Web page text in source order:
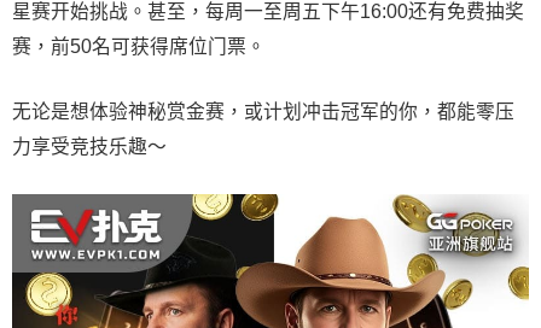
星赛开始挑战。甚至，每周一至周五下午16:00还有免费抽奖
赛，前50名可获得席位门票。
无论是想体验神秘赏金赛，或计划冲击冠军的你，都能零压
力享受竞技乐趣～